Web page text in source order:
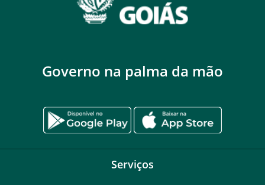
Governo na palma da mão
Serviços